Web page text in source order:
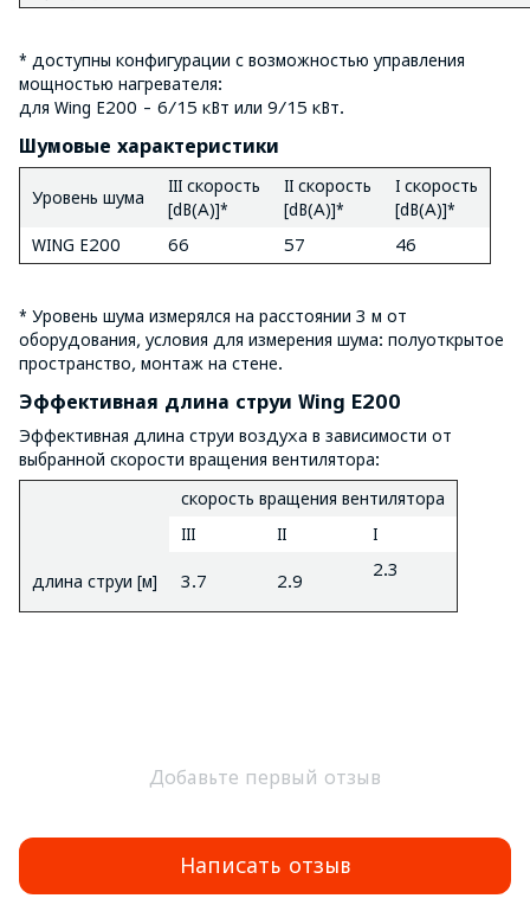
* доступны конфигурации с возможностью управления
мощностью нагревателя:
для Wing E200 - 6/15 кВт или 9/15 кВт.
Шумовые характеристики
Уровень шума
III скорость
[dB(A)]*
II скорость
[dB(A)]*
I скорость
[dB(A)]*
WING E200
66 57 46
* Уровень шума измерялся на расстоянии 3 м от
оборудования, условия для измерения шума: полуоткрытое
пространство, монтаж на стене.
Эффективная длина струи Wing E200
Эффективная длина струи воздуха в зависимости от
выбранной скорости вращения вентилятора:
скорость вращения вентилятора
III
II I
длина струи [м] 3.7 2.9
2.3
Добавьте первый отзыв
Написать отзыв